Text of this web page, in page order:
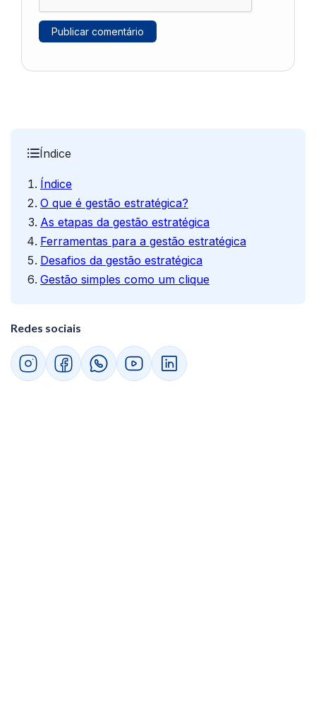
Índice
Índice
O que é gestão estratégica?
As etapas da gestão estratégica
Ferramentas para a gestão estratégica
Desafios da gestão estratégica
Gestão simples como um clique
Redes sociais